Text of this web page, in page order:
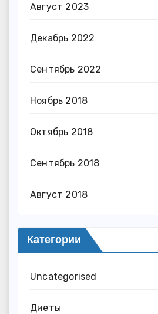
Август 2023
Декабрь 2022
Сентябрь 2022
Ноябрь 2018
Октябрь 2018
Сентябрь 2018
Август 2018
Категории
Uncategorised
Диеты